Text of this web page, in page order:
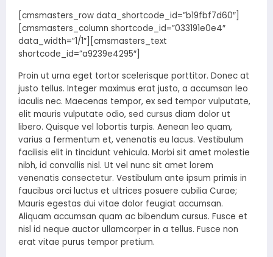
[cmsmasters_row data_shortcode_id=”b19fbf7d60″]
[cmsmasters_column shortcode_id=”033191e0e4″
data_width=”1/1″][cmsmasters_text
shortcode_id=”a9239e4295″]
Proin ut urna eget tortor scelerisque porttitor. Donec at
justo tellus. Integer maximus erat justo, a accumsan leo
iaculis nec. Maecenas tempor, ex sed tempor vulputate,
elit mauris vulputate odio, sed cursus diam dolor ut
libero. Quisque vel lobortis turpis. Aenean leo quam,
varius a fermentum et, venenatis eu lacus. Vestibulum
facilisis elit in tincidunt vehicula. Morbi sit amet molestie
nibh, id convallis nisl. Ut vel nunc sit amet lorem
venenatis consectetur. Vestibulum ante ipsum primis in
faucibus orci luctus et ultrices posuere cubilia Curae;
Mauris egestas dui vitae dolor feugiat accumsan.
Aliquam accumsan quam ac bibendum cursus. Fusce et
nisl id neque auctor ullamcorper in a tellus. Fusce non
erat vitae purus tempor pretium.